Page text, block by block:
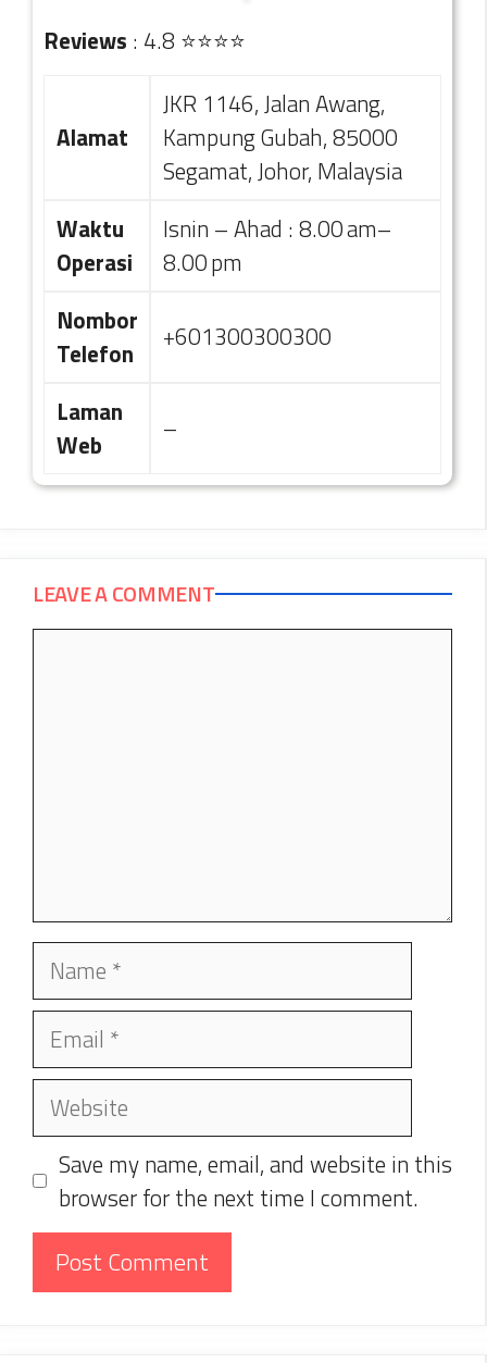
Reviews : 4.8 ⭐⭐⭐⭐
Alamat
JKR 1146, Jalan Awang,
Kampung Gubah, 85000
Segamat, Johor, Malaysia
Waktu
Operasi
Isnin – Ahad : 8.00 am–
8.00 pm
Nombor
Telefon
+601300300300
Laman
Web
–
LEAVE A COMMENT
Name
Email
Website
Save my name, email, and website in this
browser for the next time I comment.